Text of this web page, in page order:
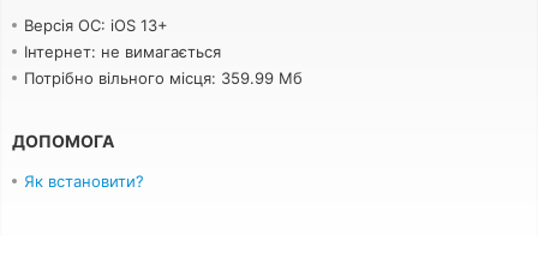
Версія ОС: iOS 13+
Інтернет: не вимагається
Потрібно вільного місця: 359.99 Мб
ДОПОМОГА
Як встановити?